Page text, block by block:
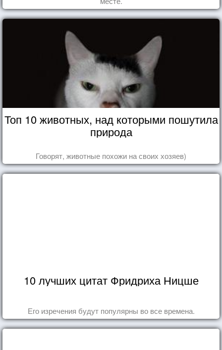
Топ 10 животных, над которыми пошутила
природа
Говорят, животные похожи на своих хозяев)
10 лучших цитат Фридриха Ницше
Его изречения будут популярны во все времена.